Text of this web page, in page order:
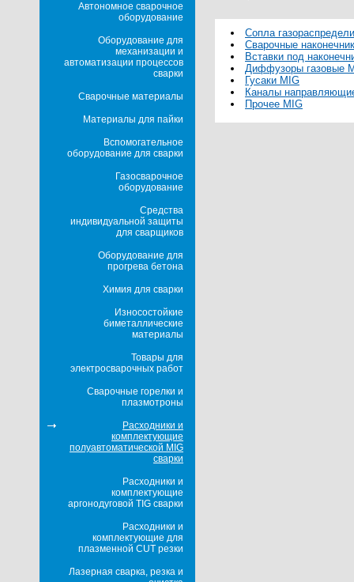
Сопла
Сварочные
Вставки под
Диффузоры газовые
Гусаки MIG
Каналы
Прочее MIG
Автономное сварочное
оборудование
Оборудование для
механизации и
автоматизации процессов
сварки
Сварочные материалы
Материалы для пайки
Вспомогательное
оборудование для сварки
Газосварочное
оборудование
Средства
индивидуальной защиты
для сварщиков
Оборудование для
прогрева бетона
Химия для сварки
Износостойкие
биметаллические
материалы
Товары для
электросварочных работ
Сварочные горелки и
плазмотроны
Расходники и
комплектующие
полуавтоматической MIG
сварки
Расходники и
комплектующие
аргонодуговой TIG сварки
Расходники и
комплектующие для
плазменной CUT резки
Лазерная сварка, резка и